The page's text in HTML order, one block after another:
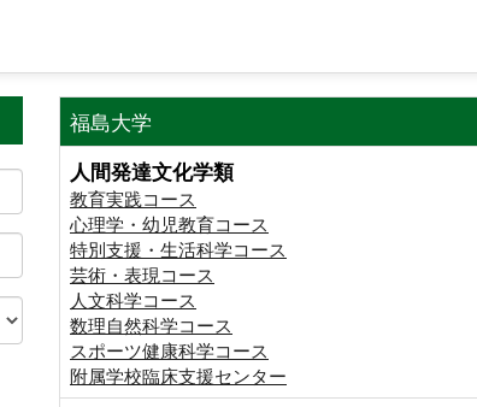
福島大学
人間発達文化学類
教育実践コース
心理学・幼児教育コース
特別支援・生活科学コース
芸術・表現コース
人文科学コース
数理自然科学コース
スポーツ健康科学コース
附属学校臨床支援センター